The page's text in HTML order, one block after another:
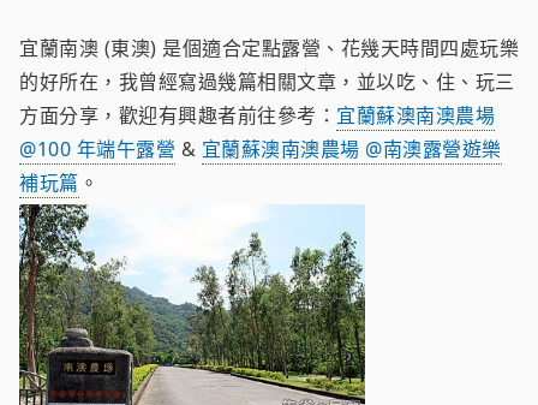
宜蘭南澳 (東澳) 是個適合定點露營、花幾天時間四處玩樂
的好所在，我曾經寫過幾篇相關文章，並以吃、住、玩三
方面分享，歡迎有興趣者前往參考： 宜蘭蘇澳南澳農場
@100 年端午露營 & 宜蘭蘇澳南澳農場 @南澳露營遊樂
補玩篇 。